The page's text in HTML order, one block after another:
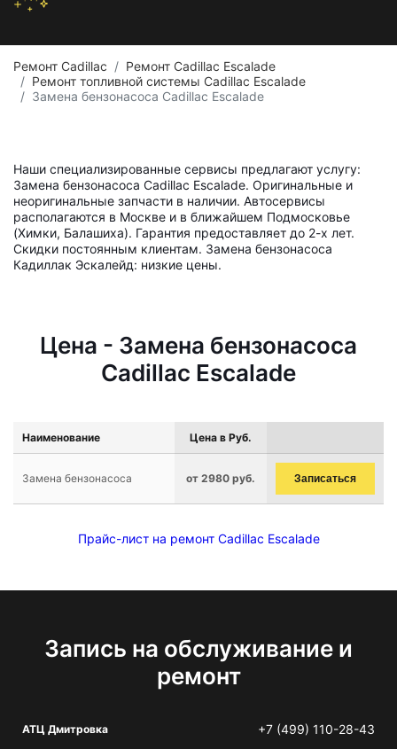
Ремонт Cadillac
Ремонт Cadillac Escalade
Ремонт топливной системы Cadillac Escalade
Замена бензонасоса Cadillac Escalade
Наши специализированные сервисы предлагают услугу:
Замена бензонасоса Cadillac Escalade. Оригинальные и
неоригинальные запчасти в наличии. Автосервисы
располагаются в Москве и в ближайшем Подмосковье
(Химки, Балашиха). Гарантия предоставляет до 2-х лет.
Скидки постоянным клиентам. Замена бензонасоса
Кадиллак Эскалейд: низкие цены.
Цена - Замена бензонасоса
Cadillac Escalade
Наименование Цена в Руб.
Замена бензонасоса от 2980 руб. Записаться
Прайс-лист на ремонт Cadillac Escalade
Запись на обслуживание и
ремонт
АТЦ Дмитровка +7 (499) 110-28-43